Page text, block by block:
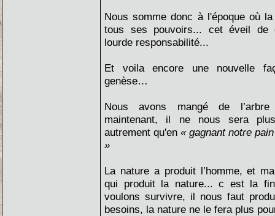
Nous somme donc à l'époque où
tous ses pouvoirs... cet éveil de
lourde responsabilité...
Et voila encore une nouvelle
genèse…
Nous avons mangé de
maintenant, il ne nous sera
autrement qu'en « gagnant notre
»
La nature a produit l’homme, et
qui produit la nature... c est la
voulons survivre, il nous faut
besoins, la nature ne le fera plus